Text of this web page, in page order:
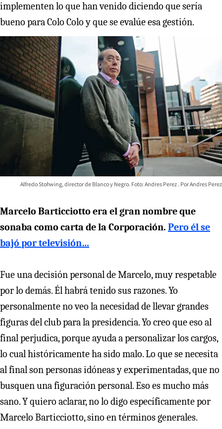
implementen lo que han venido diciendo que sería
bueno para Colo Colo y que se evalúe esa gestión.
Alfredo Stohwing, director de Blanco y Negro. Foto: Andres Perez Andres Perez
Marcelo Barticciotto era el gran nombre que
sonaba como carta de la Corporación. Pero él se
bajó por televisión…
Fue una decisión personal de Marcelo, muy respetable
por lo demás. Él habrá tenido sus razones. Yo
personalmente no veo la necesidad de llevar grandes
figuras del club para la presidencia. Yo creo que eso al
final perjudica, porque ayuda a personalizar los cargos,
lo cual históricamente ha sido malo. Lo que se necesita
al final son personas idóneas y experimentadas, que no
busquen una figuración personal. Eso es mucho más
sano. Y quiero aclarar, no lo digo específicamente por
Marcelo Barticciotto, sino en términos generales.